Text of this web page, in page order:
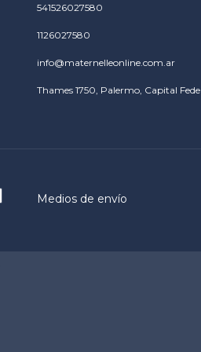
541526027580
1126027580
info@maternelleonline.com.ar
Thames 1750, Palermo, Capital
Medios de envío